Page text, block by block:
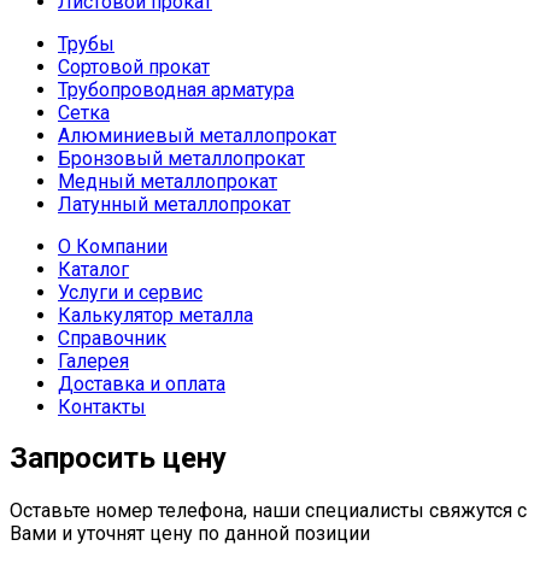
Трубы
Сортовой прокат
Трубопроводная арматура
Сетка
Алюминиевый металлопрокат
Бронзовый металлопрокат
Медный металлопрокат
Латунный металлопрокат
О Компании
Каталог
Услуги и сервис
Калькулятор металла
Справочник
Галерея
Доставка и оплата
Контакты
Запросить цену
Оставьте номер телефона, наши специалисты свяжутся с
Вами и уточнят цену по данной позиции